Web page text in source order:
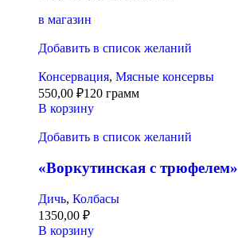
в магазин
Добавить в список желаний
Консервация, Мясные консервы
550,00 ₽120 грамм
В корзину
Добавить в список желаний
«Воркутинская с трюфелем»
Дичь, Колбасы
1350,00 ₽
В корзину